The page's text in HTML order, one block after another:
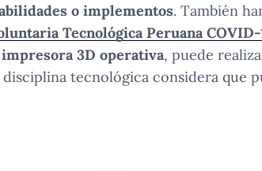
o implementos. También
Tecnológica Peruana COVID-
3D operativa, puede
tecnológica considera que